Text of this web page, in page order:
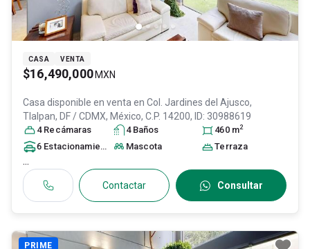
CASA VENTA
$16,490,000 MXN
Casa disponible en venta en Col. Jardines del Ajusco,
Tlalpan, DF / CDMX, México, C.P. 14200, ID: 30988619
4 Recámaras 4 Baños 460 m2
6 Estacionamiento s Mascota Terraza
...
Contactar Consultar
PRIME